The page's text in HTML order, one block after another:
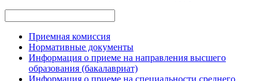
Приемная комиссия
Нормативные документы
Информация о приеме на направления высшего
образования (бакалавриат)
Информация о приеме на специальности среднего